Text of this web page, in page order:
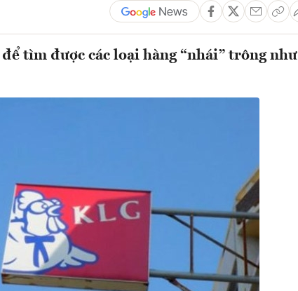
tìm được các loại hàng “nhái” trông như